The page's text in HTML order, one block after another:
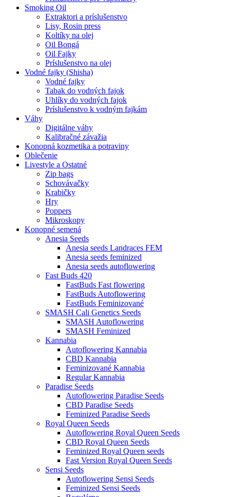
Smoking Oil
Extraktori a príslušenstvo
Lisy, Rosin press
Koltíky na olej
Oil Bongá
Oil Fajky
Príslušenstvo na olej
Vodné fajky (Shisha)
Vodné fajky
Tabak do vodných fajok
Uhlíky do vodných fajok
Príslušenstvo k vodným fajkám
Váhy
Digitálne váhy
Kalibračné závažia
Konopná kozmetika a potraviny
Oblečenie
Livestyle a Ostatné
Zip bags
Schovávačky
Krabičky
Hry
Poppers
Mikroskopy
Konopné semená
Anesia Seeds
Anesia seeds Landraces FEM
Anesia seeds feminized
Anesia seeds autoflowering
Fast Buds 420
FastBuds Fast flowering
FastBuds Autoflowering
FastBuds Feminizované
SMASH Cali Genetics Seeds
SMASH Autoflowering
SMASH Feminized
Kannabia
Autoflowering Kannabia
CBD Kannabia
Feminizované Kannabia
Regular Kannabia
Paradise Seeds
Autoflowering Paradise Seeds
CBD Paradise Seeds
Feminized Paradise Seeds
Royal Queen Seeds
Autoflowering Royal Queen Seeds
CBD Royal Queen Seeds
Feminized Royal Queen seeds
Fast Version Royal Queen Seeds
Sensi Seeds
Autoflowering Sensi Seeds
Feminized Sensi Seeds